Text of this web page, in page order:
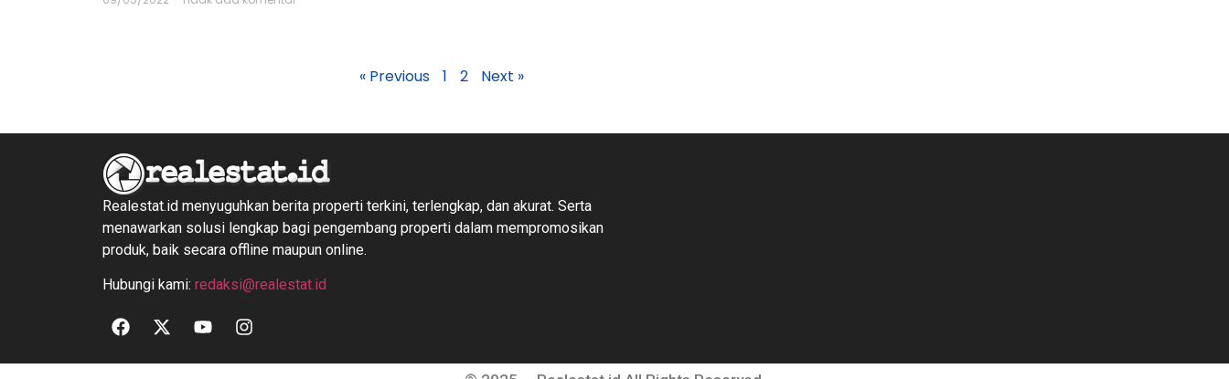
« Previous 1 2 Next »
Realestat.id menyuguhkan berita properti terkini, terlengkap, dan akurat. Serta
menawarkan solusi lengkap bagi pengembang properti dalam mempromosikan
produk, baik secara offline maupun online.
Hubungi kami: redaksi@realestat.id